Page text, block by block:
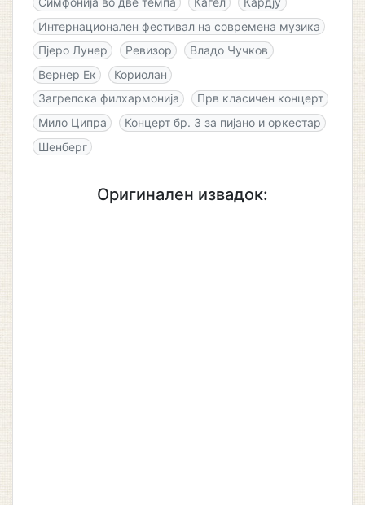
Интернационален фестивал на современа музика
Пјеро Лунер
Ревизор
Владо Чучков
Вернер Ек
Кориолан
Загрепска филхармонија
Прв класичен концерт
Мило Ципра
Концерт бр. 3 за пијано и оркестар
Шенберг
Оригинален извадок: